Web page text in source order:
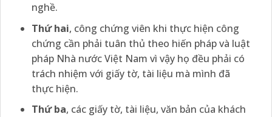
nghề.
Thứ hai, công chứng viên khi thực hiện công
chứng cần phải tuân thủ theo hiến pháp và luật
pháp Nhà nước Việt Nam vì vậy họ đều phải có
trách nhiệm với giấy tờ, tài liệu mà mình đã
thực hiện.
Thứ ba, các giấy tờ, tài liệu, văn bản của khách